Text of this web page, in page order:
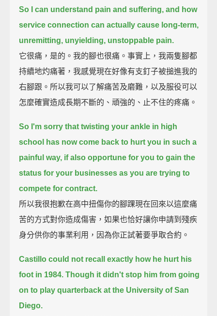
So I can understand pain and suffering, and how
service connection can actually cause long-term,
unremitting, unyielding, unstoppable pain.
它很痛，是的。我的腳也很痛。事實上，我兩隻腳都
持續地灼痛著，我感覺現在好像有支釘子被搥進我的
右腳跟。所以我可以了解痛苦及磨難，以及服役可以
怎麼確實造成長期不斷的、頑強的、止不住的疼痛。
So I'm sorry that twisting your ankle in high
school has now come back to hurt you in such a
painful way, if also opportune for you to gain the
status for your businesses as you are trying to
compete for contract.
所以我很抱歉在高中扭傷你的腳踝現在回來以這麼痛
苦的方式對你造成傷害，如果也恰好讓你申請到殘疾
身分供你的事業利用，因為你正試著要爭取合約。
Castillo could not recall exactly how he hurt his
foot in 1984. Though it didn't stop him from going
on to play quarterback at the University of San
Diego.